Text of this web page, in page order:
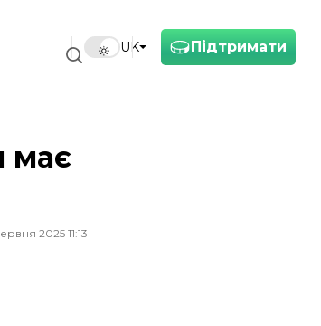
Підтримати
UK
має
2025 11:13